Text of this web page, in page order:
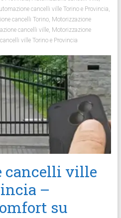
cancelli ville Torino e Provincia,
cancelli Torino, Motorizzazione
cancelli ville, Motorizzazione
ville Torino e Provincia
cancelli ville
–
su